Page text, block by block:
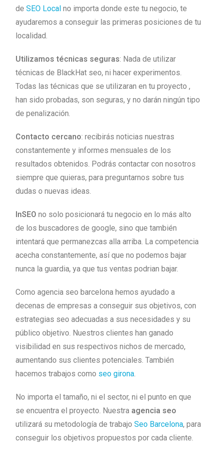
deSEO Local no importa donde este tu negocio, te
ayudaremos a conseguir las primeras posiciones de tu
localidad.
Utilizamos técnicas seguras: Nada de utilizar
técnicas de BlackHat seo, ni hacer experimentos.
Todas las técnicas que se utilizaran en tu proyecto ,
han sido probadas, son seguras, y no darán ningún tipo
de penalización.
Contacto cercano: recibirás noticias nuestras
constantemente y informes mensuales de los
resultados obtenidos. Podrás contactar con nosotros
siempre que quieras, para preguntarnos sobre tus
dudas o nuevas ideas.
InSEO no solo posicionará tu negocio en lo más alto
de los buscadores de google, sino que también
intentará que permanezcas alla arriba. La competencia
acecha constantemente, así que no podemos bajar
nunca la guardia, ya que tus ventas podrian bajar.
Como agencia seo barcelona hemos ayudado a
decenas de empresas a conseguir sus objetivos, con
estrategias seo adecuadas a sus necesidades y su
público objetivo. Nuestros clientes han ganado
visibilidad en sus respectivos nichos de mercado,
aumentando sus clientes potenciales. También
hacemos trabajos como seo girona.
No importa el tamaño, ni el sector, ni el punto en que
se encuentra el proyecto. Nuestra agencia seo
utilizará su metodología de trabajoSeo Barcelona, para
conseguir los objetivos propuestos por cada cliente.